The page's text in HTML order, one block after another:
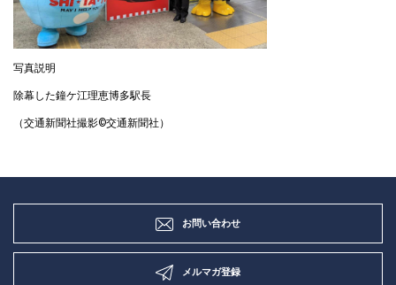
写真説明
除幕した鐘ケ江理恵博多駅長
（交通新聞社撮影©交通新聞社）
お問い合わせ
メルマガ登録